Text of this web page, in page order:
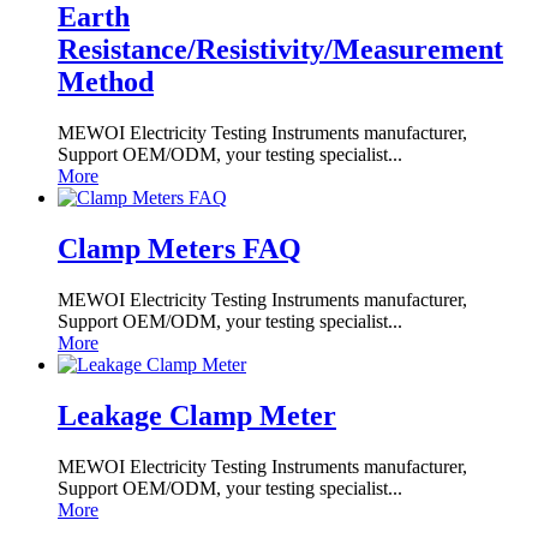
Earth
Resistance/Resistivity/Measurement
Method
MEWOI Electricity Testing Instruments manufacturer,
Support OEM/ODM, your testing specialist...
More
Clamp Meters FAQ
MEWOI Electricity Testing Instruments manufacturer,
Support OEM/ODM, your testing specialist...
More
Leakage Clamp Meter
MEWOI Electricity Testing Instruments manufacturer,
Support OEM/ODM, your testing specialist...
More